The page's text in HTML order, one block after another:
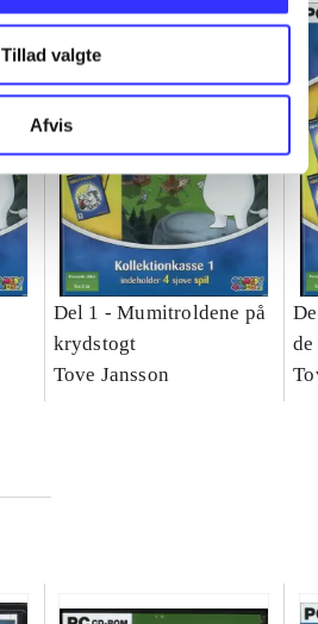
Tillad valgte
Afvis
Del 1 -Mumitroldene på
krydstogt
Tove Jansson